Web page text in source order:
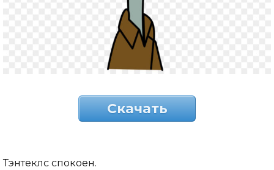
Скачать
Тэнтеклс спокоен.